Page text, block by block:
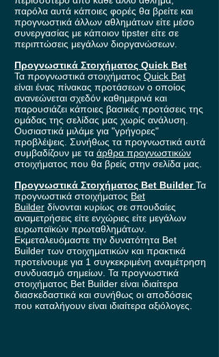
παρόλα αυτά κάποιες φορές θα βρείτε και
προγνωστικά άλλων αθλημάτων είτε μέσο
συνεργασίας με κάποιον tipster είτε σε
περιπτώσεις μεγάλων διοργανώσεων.
Προγνωστικά Στοιχήματος Quick Bet
Τα προγνωστικά στοιχήματος Quick Bet
είναι ένας πίνακας προτάσεων ο οποίος
ανανεώνεται σχεδόν καθημερινά και
παρουσιάζει κάποιες βασικές προτάσεις της
ομάδας της σελίδας μας χωρίς ανάλυση.
Ουσιαστικά μιλάμε για "γρήγορες"
προβλέψεις. Συνήθως τα προγνωστικά αυτά
συμβαδίζουν με τα άρθρα προγνωστικών
στοιχήματος που θα βρείς στην σελίδα μας.
Προγνωστικά Στοιχήματος Bet BuilderΤα
προγνωστικά στοιχήματος Bet
Builder δίνονται κυρίως σε σπουδαίες
αναμετρήσεις είτε ενχώριες είτε μεγάλων
ευρωπαϊκών πρωταθλημάτων.
Εκμεταλευόμαστε την δυνατότητα Bet
Builder των στοιχηματικών και πρακτικά
προτείνουμε για 1 συγκεκριμένη αναμέτρηση
συνδυασμό σημείων. Τα προγνωστικά
στοιχήματος Bet Builder είναι ιδιαίτερα
διασκεδαστικά και συνήθως οι αποδόσεις
που καταλήγουν είναι ιδιαίτερα αξιόλογες.